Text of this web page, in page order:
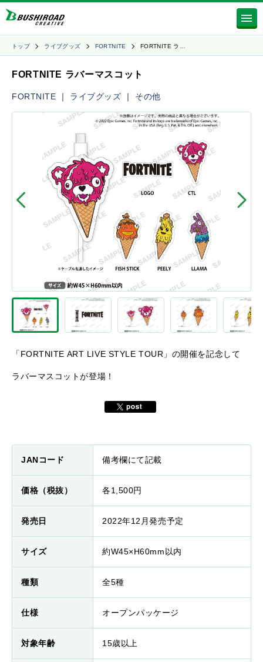
トップ ライブグッズ FORTNITE FORTNITE ラ…
FORTNITE ラバーマスコット
FORTNITE ｜ ライブグッズ ｜ その他
「FORTNITE ART LIVE STYLE TOUR」の開催を記念して
ラバーマスコットが登場！
JANコード 備考欄にて記載
価格（税抜） 各1,500円
発売日 2022年12月発売予定
サイズ 約W45×H60mm以内
種類 全5種
仕様 オープンパッケージ
対象年齢 15歳以上